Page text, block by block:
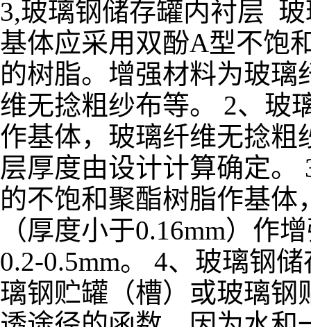
3,玻璃钢储存罐内衬层
基体应采用双酚A型不饱
的树脂。增强材料为玻
维无捻粗纱布等。 2、玻
作基体，玻璃纤维无捻粗
层厚度由设计计算确定
的不饱和聚酯树脂作基
（厚度小于0.16mm）作
0.2-0.5mm。 4、玻璃钢
璃钢贮罐（槽）或玻璃钢